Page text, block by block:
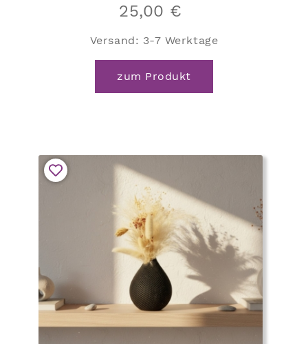
25,00 €
Versand: 3-7 Werktage
zum Produkt